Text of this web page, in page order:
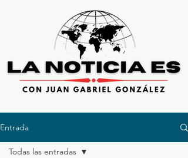
Entrada
Todas las entradas